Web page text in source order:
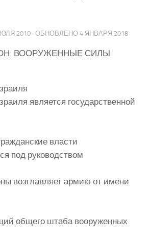
2010 · ОБНОВЛЕНО 4 ЯНВАРЯ 2018
ВООРУЖЕННЫЕ СИЛЫ
является государственной
власти
под руководством
возглавляет армию от имени
общего штаба вооруженных